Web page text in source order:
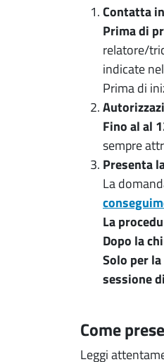
Contatta
Prima di
relatore/
indicate
Prima di
Fino al al
sempre
Presenta
La
La
Dopo la
Solo per
sessione
Come
Leggi